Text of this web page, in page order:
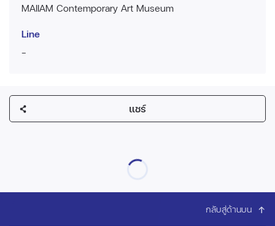
MAIIAM Contemporary Art Museum
Line
-
แชร์
กลับสู่ด้านบน